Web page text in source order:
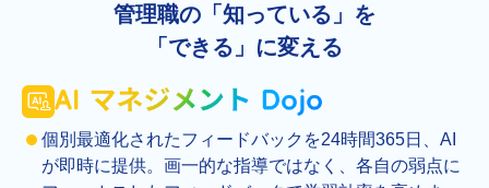
管理職の「知っている」を
「できる」に変える
個別最適化されたフィードバックを24時間365日、AI
が即時に提供。画一的な指導ではなく、各自の弱点に